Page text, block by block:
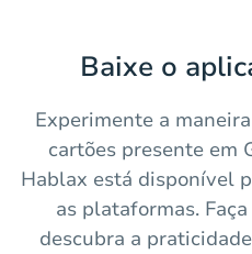
Baixe o
Experimente a
cartões presente em
Hablax está disponível
as plataformas.
descubra a